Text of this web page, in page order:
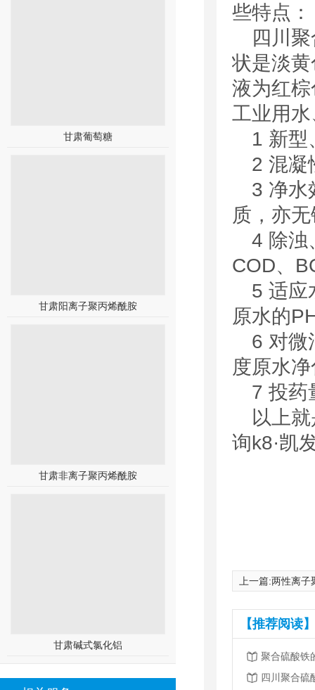
甘肃葡萄糖
甘肃阳离子聚丙烯酰胺
甘肃非离子聚丙烯酰胺
甘肃碱式氯化铝
些特点：
四川
状是淡
液为红
工
1 新型
2 混凝
3 净水
质，亦
4 除浊
COD、
5 适应
原水的
6 对微
度原水
7 投药
以上
询k8·凯发(
上一篇:两性离子
【推荐阅读
聚合硫酸铁